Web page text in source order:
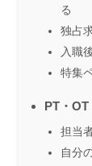
る
独占
入職
特集
PT・
担当
自分